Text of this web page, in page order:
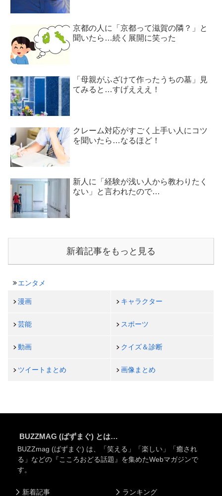
京都の人に「京都って滋賀の隣？」と
聞いたら…続く展開に笑った
「母親がふざけて作ったうちの墓」見
てみると…すげえええ！
クレーム対応がすごく上手い人にコツ
を聞いたら…なるほど！
新人に「経験が浅い人から教わりたく
ない」と言われたので…
新着記事をもっと見る
エンタメ
漫画 キャラクター
芸能 スポーツ
動画 クイズ＆診断
ツイートまとめ 画像まとめ
BUZZMAG (ばずまぐ) とは…
BUZZmag (ばずまぐ) は、「笑える」「楽しい」「癒され
る」などの『こころおどる話題』を集めたWebマガジンで
す。
新着記事 ランキング